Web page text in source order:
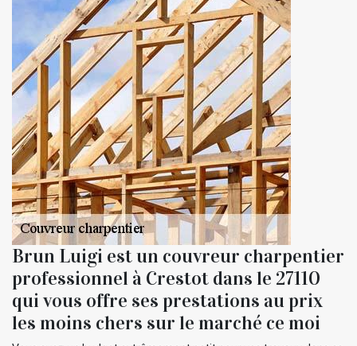
Brun Luigi est un couvreur charpentier
professionnel à Crestot dans le 27110
qui vous offre ses prestations au prix
les moins chers sur le marché ce moi